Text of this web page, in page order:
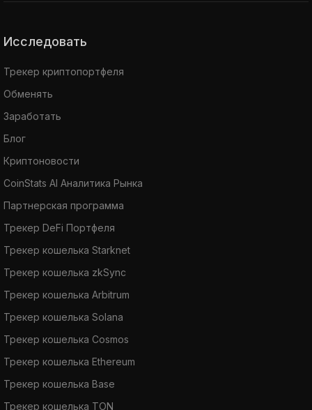
Исследовать
Трекер криптопортфеля
Обменять
Заработать
Блог
Криптоновости
CoinStats AI Аналитика Рынка
Партнерская программа
Трекер DeFi Портфеля
Трекер кошелька Starknet
Трекер кошелька zkSync
Трекер кошелька Arbitrum
Трекер кошелька Solana
Трекер кошелька Cosmos
Трекер кошелька Ethereum
Трекер кошелька Base
Трекер кошелька TON